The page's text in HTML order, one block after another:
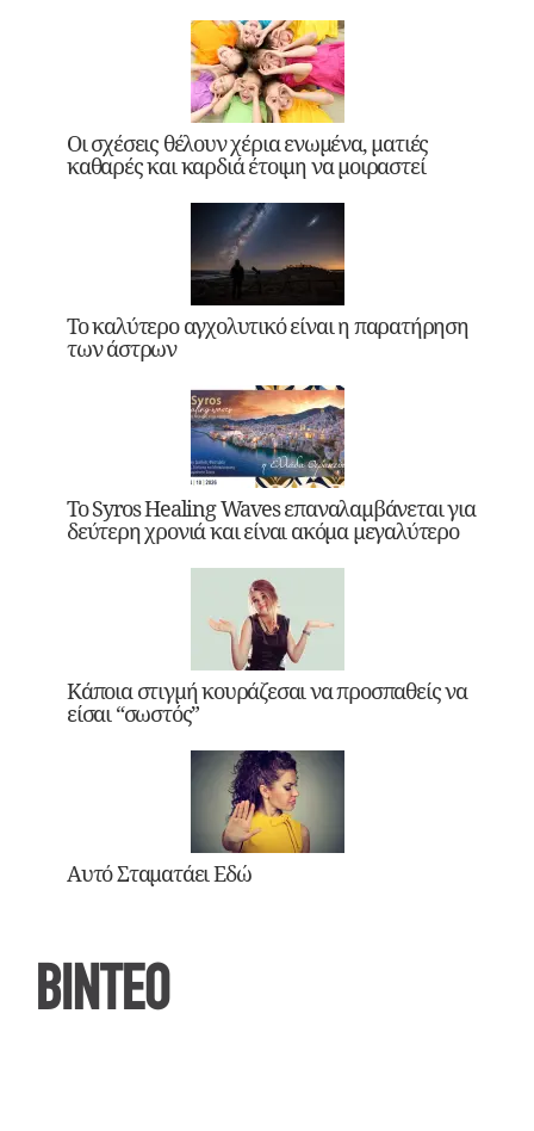
Οι σχέσεις θέλουν χέρια ενωμένα, ματιές
καθαρές και καρδιά έτοιμη να μοιραστεί
Το καλύτερο αγχολυτικό είναι η παρατήρηση
των άστρων
Το Syros Healing Waves επαναλαμβάνεται για
δεύτερη χρονιά και είναι ακόμα μεγαλύτερο
Κάποια στιγμή κουράζεσαι να προσπαθείς να
είσαι “σωστός”
Αυτό Σταματάει Εδώ
ΒΙΝΤΕΟ